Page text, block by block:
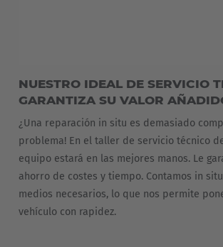
NUESTRO IDEAL DE SERVICIO
GARANTIZA SU VALOR
¿Una reparación in situ es demasiado
problema! En el taller de servicio técnico de
equipo estará en las mejores manos. Le
ahorro de costes y tiempo. Contamos in
medios necesarios, lo que nos permite
vehículo con rapidez.